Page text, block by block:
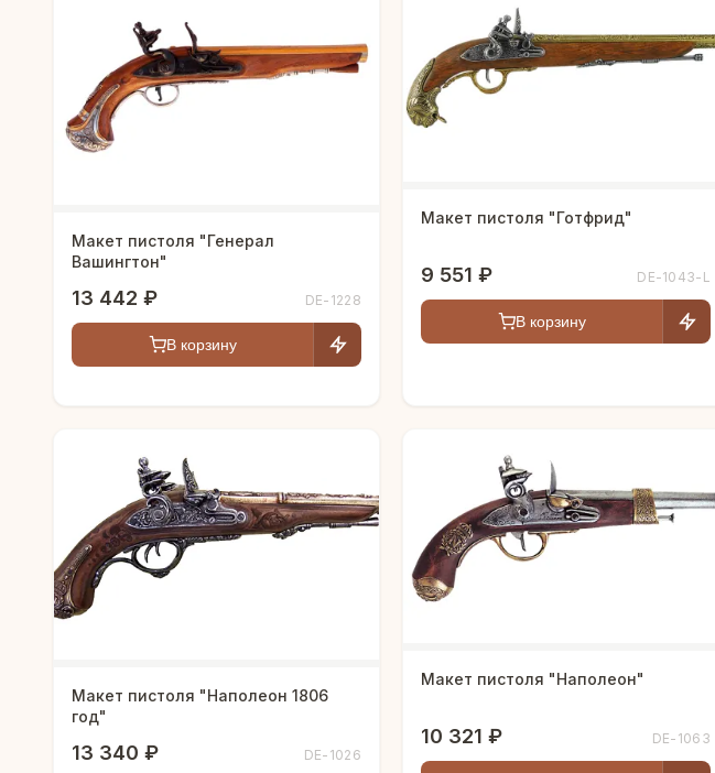
Макет пистоля "Генерал
Вашингтон"
13 442 ₽ DE-1228
В корзину
Макет пистоля "Готфрид"
9 551 ₽ DE-1043-L
В корзину
Макет пистоля "Наполеон 1806
год"
13 340 ₽ DE-1026
Макет пистоля "Наполеон"
10 321 ₽ DE-1063